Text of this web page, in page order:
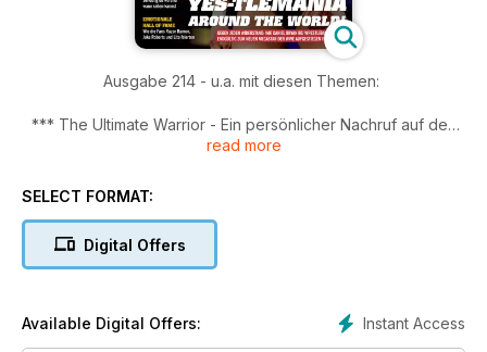
Ausgabe 214 - u.a. mit diesen Themen:
*** The Ultimate Warrior - Ein persönlicher Nachruf auf den
plötzlich verstorbenen Hall of Famer von Wolfgang Stach
diesjährigen Show mit vielen Live-Eindrücken von Christian
*** Hall of Fame 2014: Die Karrieren der legendären
diesjährigen HOF-Veranstaltung am Abend vor WrestleMania
read more
SELECT FORMAT:
Digital Offers
Instant Access
Available Digital Offers: